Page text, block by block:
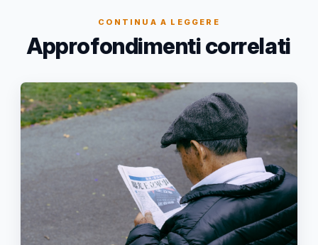
CONTINUA A LEGGERE
Approfondimenti correlati